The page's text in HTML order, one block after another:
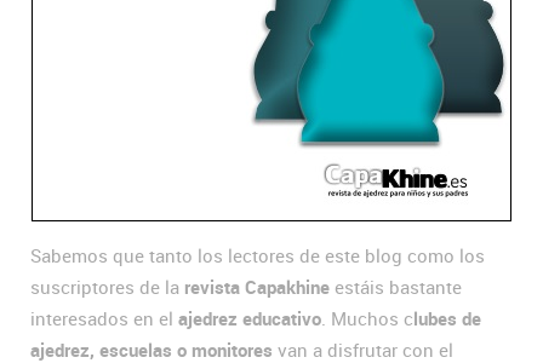
Sabemos que tanto los lectores de este blog como los
suscriptores de la revista Capakhine estáis bastante
interesados en el ajedrez educativo. Muchos clubes de
ajedrez, escuelas o monitores van a disfrutar con el